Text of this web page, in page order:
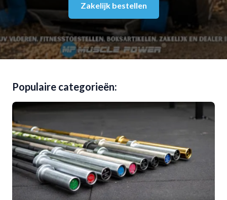
Zakelijk bestellen
Populaire categorieën: